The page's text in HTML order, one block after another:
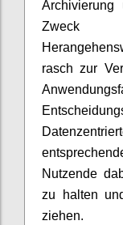
Zweck
rasch zur
Nutzende
zu halten
ziehen.